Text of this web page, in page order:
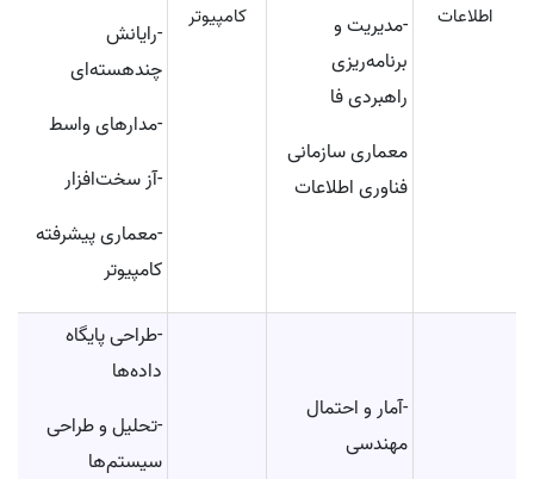
اطلاعات
-مدیریت و
برنامه‌ریزی
راهبردی فا
معماری سازمانی
فناوری اطلاعات
کامپیوتر
-رایانش
چند‌هسته‌ای
-مدار‌های واسط
-آز سخت‌افزار
-معماری پیشرفته
کامپیوتر
-آمار و احتمال
مهندسی
-طراحی پایگاه
داده‌ها
-تحلیل و طراحی
سیستم‌ها